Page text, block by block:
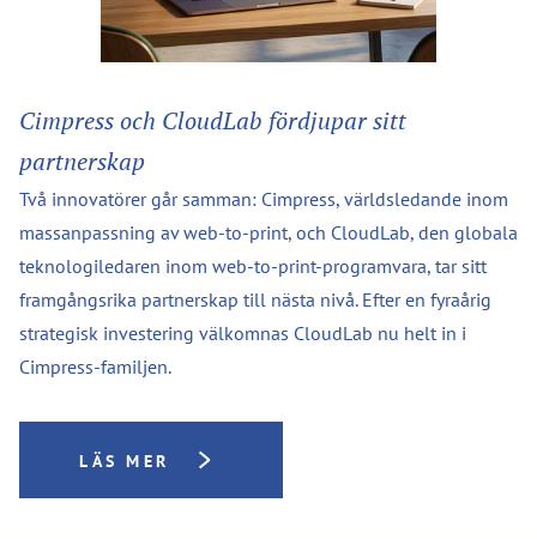
Cimpress och CloudLab fördjupar sitt
partnerskap
Två innovatörer går samman: Cimpress, världsledande inom
massanpassning av web-to-print, och CloudLab, den globala
teknologiledaren inom web-to-print-programvara, tar sitt
framgångsrika partnerskap till nästa nivå. Efter en fyraårig
strategisk investering välkomnas CloudLab nu helt in i
Cimpress-familjen.
LÄS MER